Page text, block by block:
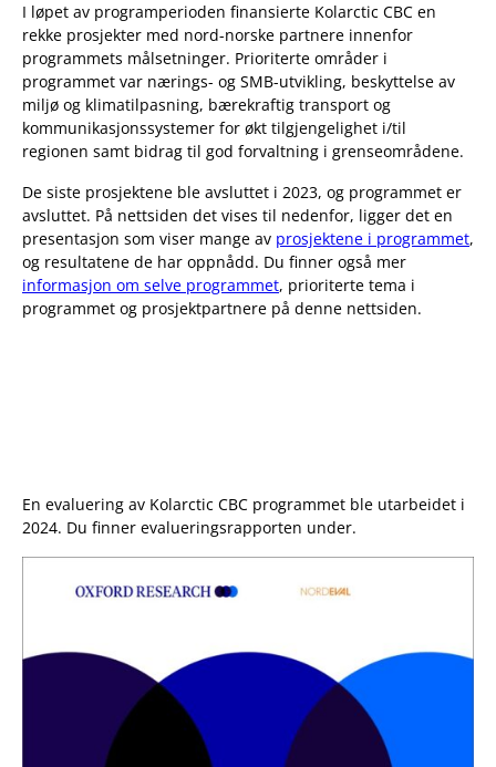
I løpet av programperioden finansierte Kolarctic CBC en
rekke prosjekter med nord-norske partnere innenfor
programmets målsetninger. Prioriterte områder i
programmet var nærings- og SMB-utvikling, beskyttelse av
miljø og klimatilpasning, bærekraftig transport og
kommunikasjonssystemer for økt tilgjengelighet i/til
regionen samt bidrag til god forvaltning i grenseområdene.
De siste prosjektene ble avsluttet i 2023, og programmet er
avsluttet. På nettsiden det vises til nedenfor, ligger det en
presentasjon som viser mange av prosjektene i programmet,
og resultatene de har oppnådd. Du finner også mer
informasjon om selve programmet, prioriterte tema i
programmet og prosjektpartnere på denne nettsiden.
En evaluering av Kolarctic CBC programmet ble utarbeidet i
2024. Du finner evalueringsrapporten under.